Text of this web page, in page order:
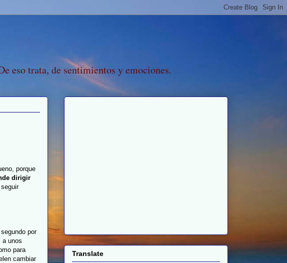
eso trata, de sentimientos y emociones.
porque
dirigir
por
a unos
para
cambiar
Translate